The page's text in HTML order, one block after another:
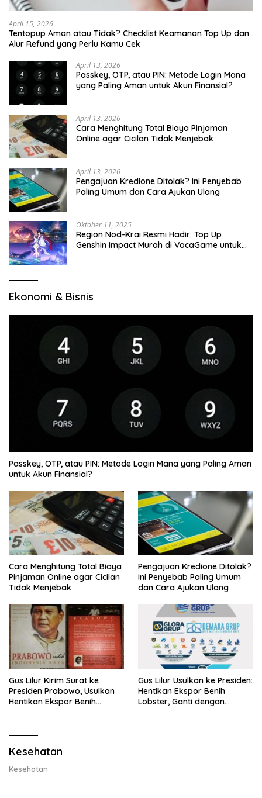
April 15, 2026
Tentopup Aman atau Tidak? Checklist Keamanan Top Up dan
Alur Refund yang Perlu Kamu Cek
April 13, 2026
Passkey, OTP, atau PIN: Metode Login Mana
yang Paling Aman untuk Akun Finansial?
April 13, 2026
Cara Menghitung Total Biaya Pinjaman
Online agar Cicilan Tidak Menjebak
April 13, 2026
Pengajuan Kredione Ditolak? Ini Penyebab
Paling Umum dan Cara Ajukan Ulang
Oktober 11, 2025
Region Nod-Krai Resmi Hadir: Top Up
Genshin Impact Murah di VocaGame untuk
Ekonomi & Bisnis
Passkey, OTP, atau PIN: Metode Login Mana yang Paling Aman
untuk Akun Finansial?
Cara Menghitung Total Biaya
Pinjaman Online agar Cicilan
Tidak Menjebak
Pengajuan Kredione Ditolak?
Ini Penyebab Paling Umum
dan Cara Ajukan Ulang
Gus Lilur Kirim Surat ke
Presiden Prabowo, Usulkan
Hentikan Ekspor Benih
Gus Lilur Usulkan ke Presiden:
Hentikan Ekspor Benih
Lobster, Ganti dengan
Kesehatan
Kesehatan